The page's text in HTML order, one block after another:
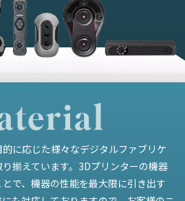
に応じた様々なデジタルファブリケ
揃えています。3Dプリンターの機器
で、機器の性能を最大限に引き出す